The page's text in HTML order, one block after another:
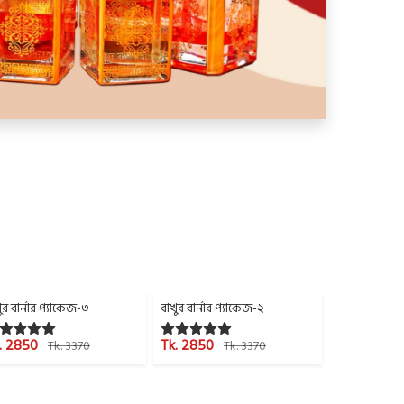
বার্নার প্যাকেজ-৩
2850 Tk. 3370
-15%
বাখুর বার্নার প্যাকেজ-২
Tk. 2850 Tk. 3370